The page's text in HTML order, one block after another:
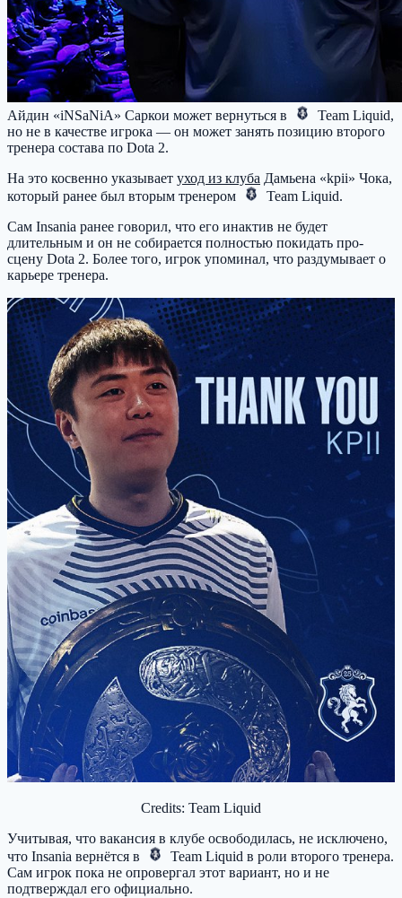
Айдин «iNSaNiA» Саркои может вернуться в Team Liquid,
но не в качестве игрока — он может занять позицию второго
тренера состава по Dota 2.
На это косвенно указывает уход из клуба Дамьена «kpii» Чока,
который ранее был вторым тренером
Team Liquid.
Сам Insania ранее говорил, что его инактив не будет
длительным и он не собирается полностью покидать про-
сцену Dota 2. Более того, игрок упоминал, что раздумывает о
карьере тренера.
Credits: Team Liquid
Учитывая, что вакансия в клубе освободилась, не исключено,
что Insania вернётся в
Team Liquid в роли второго тренера.
Сам игрок пока не опровергал этот вариант, но и не
подтверждал его официально.